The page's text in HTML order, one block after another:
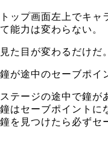
トップ画面左上でキ
て能力は変わらない。
見た目が変わるだけだ。
鐘が途中のセーブポイ
ステージの途中で鐘が
鐘はセーブポイントに
鐘を見つけたら必ずセ